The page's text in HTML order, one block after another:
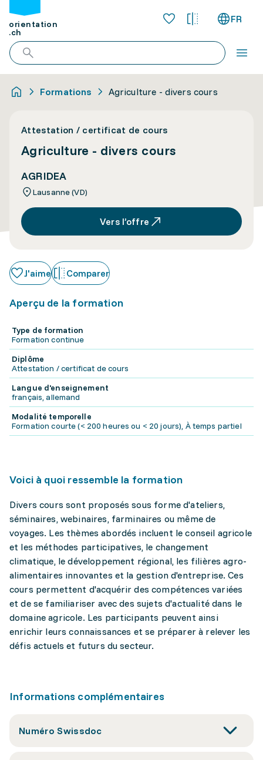
orientation
.ch
FR
Formations Agriculture - divers cours
Attestation / certificat de cours
Agriculture - divers cours
AGRIDEA
Lausanne (VD)
Vers l’offre
J'aime Comparer
Aperçu de la formation
Type de formation
Formation continue
Diplôme
Attestation / certificat de cours
Langue d'enseignement
français, allemand
Modalité temporelle
Formation courte (< 200 heures ou < 20 jours), À temps partiel
Voici à quoi ressemble la formation
Divers cours sont proposés sous forme d'ateliers,
séminaires, webinaires, farminaires ou même de
voyages. Les thèmes abordés incluent le conseil agricole
et les méthodes participatives, le changement
climatique, le développement régional, les filières agro-
alimentaires innovantes et la gestion d'entreprise. Ces
cours permettent d'acquérir des compétences variées
et de se familiariser avec des sujets d'actualité dans le
domaine agricole. Les participants peuvent ainsi
enrichir leurs connaissances et se préparer à relever les
défis actuels et futurs du secteur.
Informations complémentaires
Numéro Swissdoc